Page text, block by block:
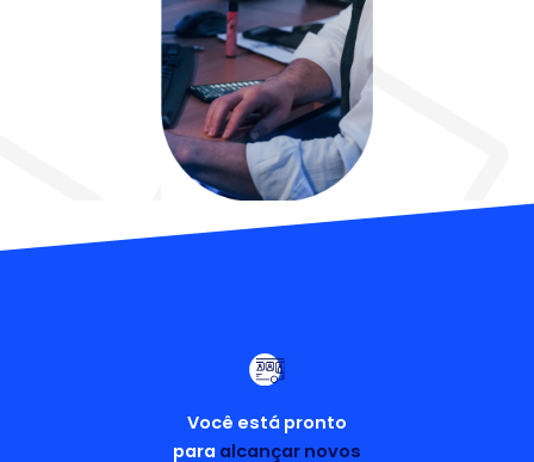
Você está pronto
para alcançar novos